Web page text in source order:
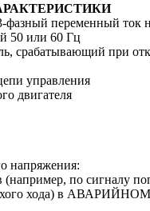
фазный переменный ток
50 или 60 Гц
срабатывающий при
управления
двигателя
напряжения:
по сигналу
хода) в